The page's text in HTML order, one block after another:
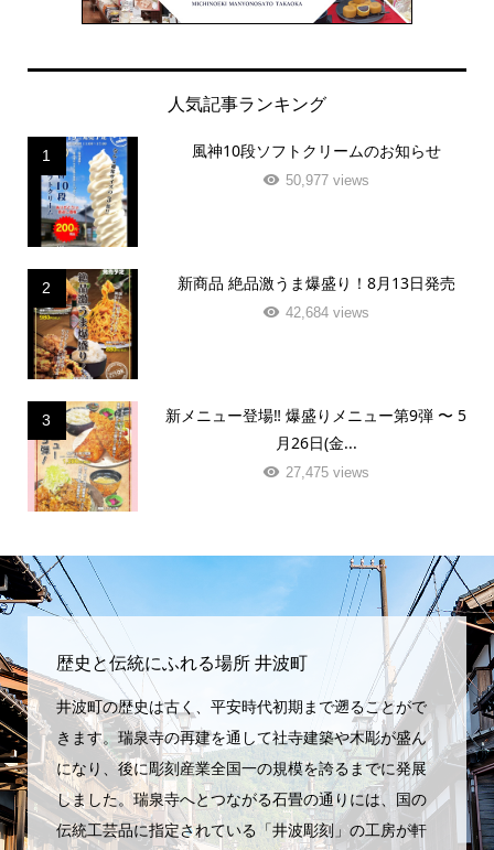
人気記事ランキング
1 風神10段ソフトクリームのお知らせ
50,977 views
2 新商品 絶品激うま爆盛り！8月13日発売
42,684 views
3
新メニュー登場‼️ 爆盛りメニュー第9弾 〜 5
月26日(金...
27,475 views
歴史と伝統にふれる場所 井波町
井波町の歴史は古く、平安時代初期まで遡ることがで
きます。瑞泉寺の再建を通して社寺建築や木彫が盛ん
になり、後に彫刻産業全国一の規模を誇るまでに発展
しました。瑞泉寺へとつながる石畳の通りには、国の
伝統工芸品に指定されている「井波彫刻」の工房が軒